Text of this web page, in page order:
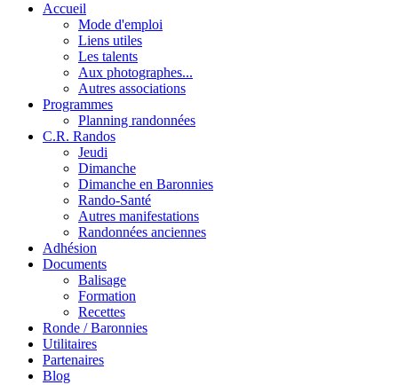
Accueil
Mode d'emploi
Liens utiles
Les talents
Aux photographes...
Autres associations
Programmes
Planning randonnées
C.R. Randos
Jeudi
Dimanche
Dimanche en Baronnies
Rando-Santé
Autres manifestations
Randonnées anciennes
Adhésion
Documents
Balisage
Formation
Recettes
Ronde / Baronnies
Utilitaires
Partenaires
Blog